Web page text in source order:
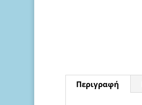
Περιγραφή